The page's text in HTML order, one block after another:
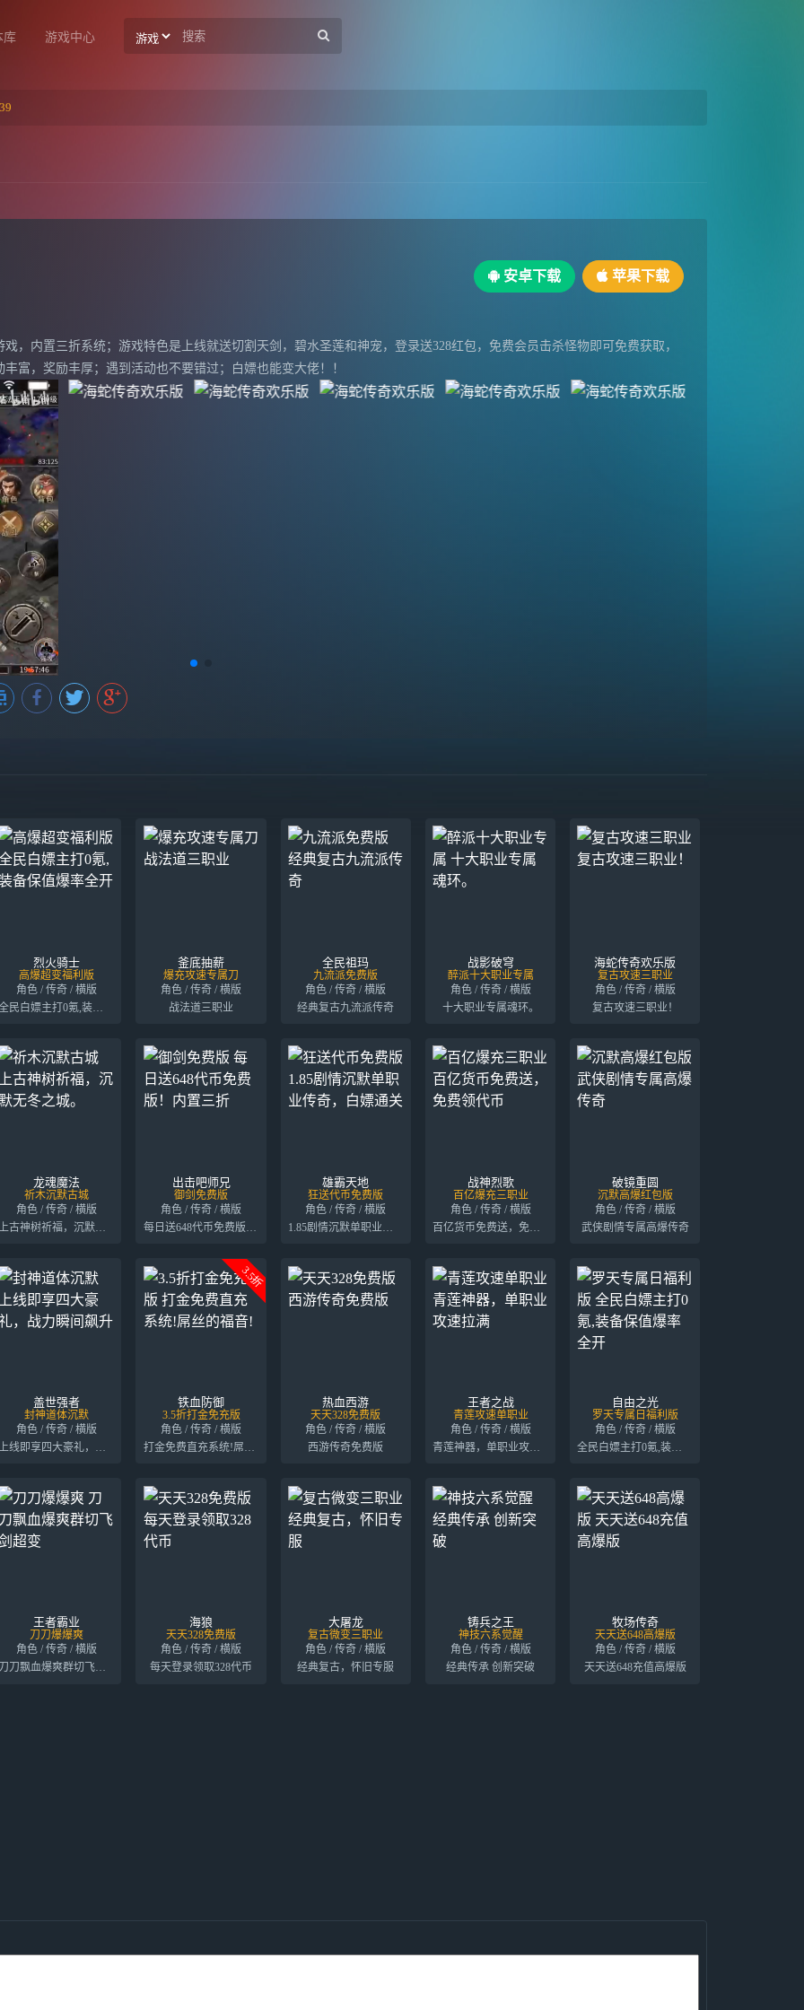
库 游戏中心
安卓下载 苹果下载
，内置三折系统；游戏特色是上线就送切割天剑，碧水圣莲和神宠，登录送328红包，免费会员击杀怪物即可免费获取，
富，奖励丰厚；遇到活动也不要错过；白嫖也能变大佬！！
烈火骑士
高爆超变福利版
角色 / 传奇 / 横版
全民白嫖主打0氪,装备保值爆率全开
釜底抽薪
爆充攻速专属刀
角色 / 传奇 / 横版
战法道三职业
全民祖玛
九流派免费版
角色 / 传奇 / 横版
经典复古九流派传奇
战影破穹
醉派十大职业专属
角色 / 传奇 / 横版
十大职业专属魂环。
海蛇传奇欢乐版
复古攻速三职业
角色 / 传奇 / 横版
复古攻速三职业！
龙魂魔法
祈木沉默古城
角色 / 传奇 / 横版
上古神树祈福，沉默无冬之城。
出击吧师兄
御剑免费版
角色 / 传奇 / 横版
每日送648代币免费版！内置三折
雄霸天地
狂送代币免费版
角色 / 传奇 / 横版
1.85剧情沉默单职业传奇，白嫖通关
战神烈歌
百亿爆充三职业
角色 / 传奇 / 横版
百亿货币免费送，免费领代币
破镜重圆
沉默高爆红包版
角色 / 传奇 / 横版
武侠剧情专属高爆传奇
盖世强者
封神道体沉默
角色 / 传奇 / 横版
上线即享四大豪礼，战力瞬间飙升
3.5折
铁血防御
3.5折打金免充版
角色 / 传奇 / 横版
打金免费直充系统!屌丝的福音!
热血西游
天天328免费版
角色 / 传奇 / 横版
西游传奇免费版
王者之战
青莲攻速单职业
角色 / 传奇 / 横版
青莲神器，单职业攻速拉满
自由之光
罗天专属日福利版
角色 / 传奇 / 横版
全民白嫖主打0氪,装备保值爆率全开
王者霸业
刀刀爆爆爽
角色 / 传奇 / 横版
刀刀飘血爆爽群切飞剑超变
海狼
天天328免费版
角色 / 传奇 / 横版
每天登录领取328代币
大屠龙
复古微变三职业
角色 / 传奇 / 横版
经典复古，怀旧专服
铸兵之王
神技六系觉醒
角色 / 传奇 / 横版
经典传承 创新突破
牧场传奇
天天送648高爆版
角色 / 传奇 / 横版
天天送648充值高爆版